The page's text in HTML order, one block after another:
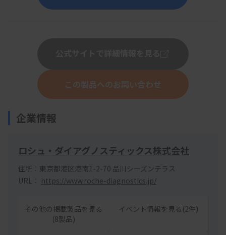
この製品へのお問い合わせ
企業情報
ロシュ・ダイアグノスティックス株式会社
住所：東京都港区港南1-2-70 品川シーズンテラス
URL： https://www.roche-diagnostics.jp/
その他の掲載製品を見る
(8製品)
イベント情報を見る(2件)